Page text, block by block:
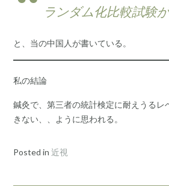
ランダム化比較試験
と、当の中国人が書いている。
私の結論
鍼灸で、第三者の統計検定に耐えうるレ
きない、、ように思われる。
Posted in 近視